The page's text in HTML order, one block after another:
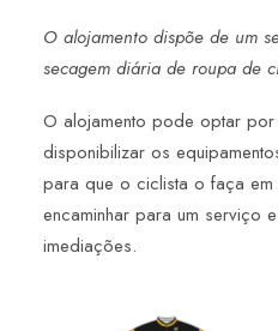
O alojamento dispõe de um
secagem diária de roupa de
O alojamento pode optar
disponibilizar os
para que o ciclista o faça
encaminhar para um serviço
imediações.